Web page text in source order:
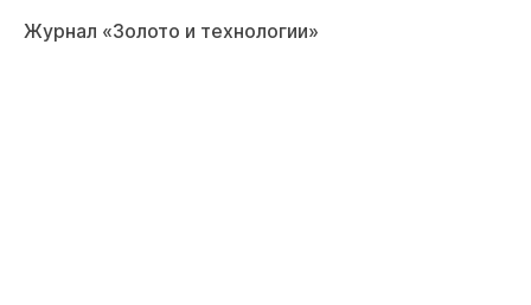
Журнал «Золото и технологии»